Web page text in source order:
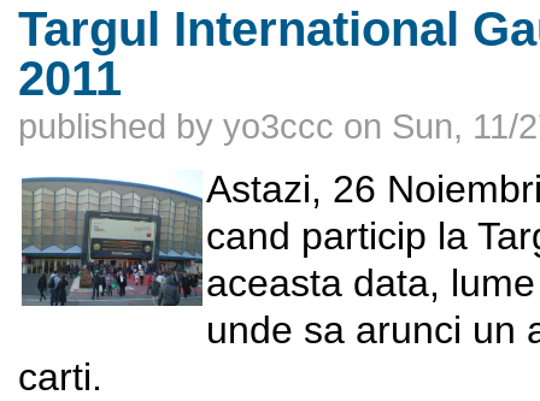
Targul International
2011
published by yo3ccc on Sun, 11/
Astazi, 26
cand particip la
aceasta data,
unde sa arunci un
carti.